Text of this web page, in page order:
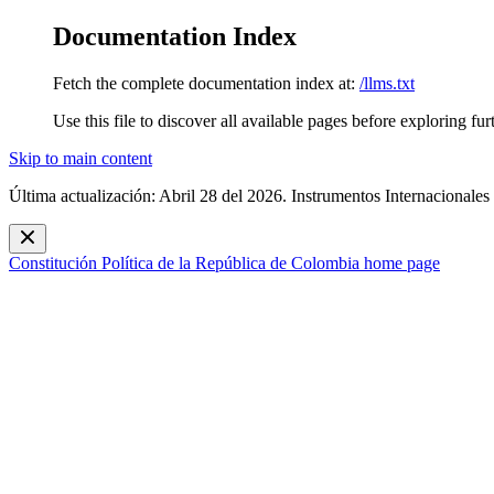
Documentation Index
Fetch the complete documentation index at: /llms.txt
Use this file to discover all available pages before exploring
Skip to main content
Última actualización: Abril 28 del 2026. Instrumentos Internacionales
Constitución Política de la República de Colombia home page